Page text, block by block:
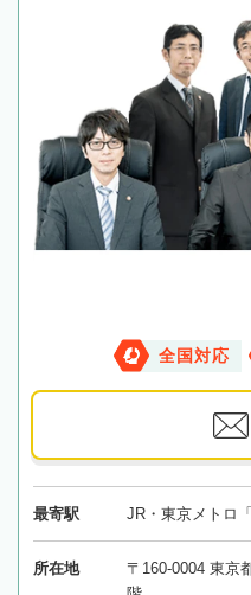
全国対応
最寄駅 JR・東京メトロ
所在地
〒160-0004 東京